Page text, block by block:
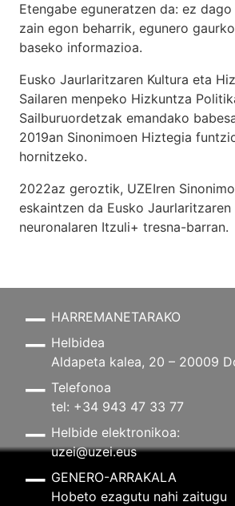
Etengabe eguneratzen da: ez
zain egon beharrik, egunero
baseko informazioa.
Eusko Jaurlaritzaren Kultura eta
Sailaren menpeko Hizkuntza
Sailburuordetzak emandako
2019an Sinonimoen Hiztegia
hornitzeko.
2022az geroztik, UZEIren
eskaintzen da Eusko
neuronalaren Itzuli+ tresna-barran.
HARREMANETARAKO
Helbidea
Aldapeta kalea, 20 – 20009
Telefonoa
tel: +34 943 47 33 77
Helbide elektronikoa:
uzei@uzei.eus
GENERO-ARRAKALA
Hobeto ezagutu nahi zaitugu